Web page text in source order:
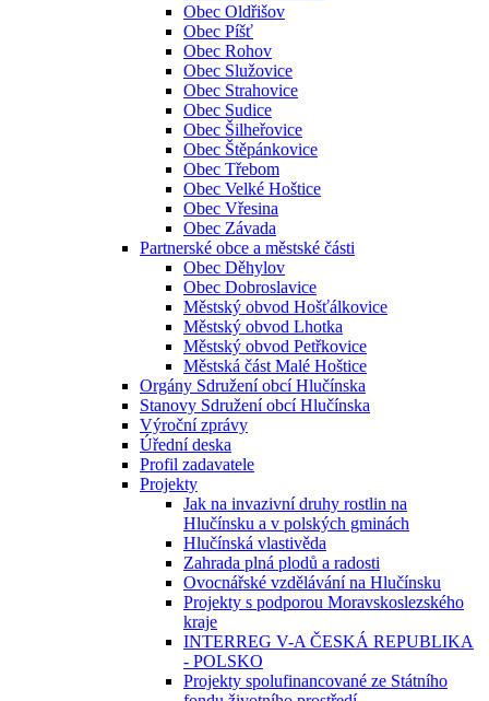
Obec Oldřišov
Obec Píšť
Obec Rohov
Obec Služovice
Obec Strahovice
Obec Sudice
Obec Šilheřovice
Obec Štěpánkovice
Obec Třebom
Obec Velké Hoštice
Obec Vřesina
Obec Závada
Partnerské obce a městské části
Obec Děhylov
Obec Dobroslavice
Městský obvod Hošťálkovice
Městský obvod Lhotka
Městský obvod Petřkovice
Městská část Malé Hoštice
Orgány Sdružení obcí Hlučínska
Stanovy Sdružení obcí Hlučínska
Výroční zprávy
Úřední deska
Profil zadavatele
Projekty
Jak na invazivní druhy rostlin na
Hlučínsku a v polských gminách
Hlučínská vlastivěda
Zahrada plná plodů a radosti
Ovocnářské vzdělávání na Hlučínsku
Projekty s podporou Moravskoslezského
kraje
INTERREG V-A ČESKÁ REPUBLIKA
- POLSKO
Projekty spolufinancované ze Státního